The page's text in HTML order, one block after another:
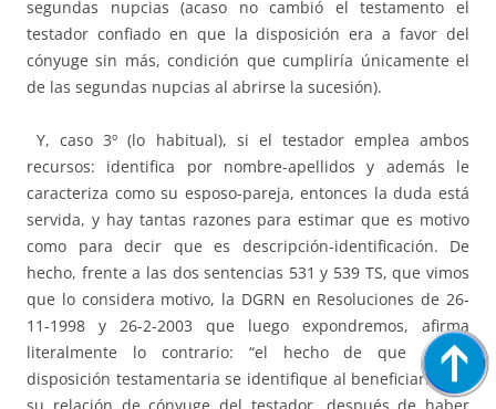
segundas nupcias (acaso no cambió el testamento el
testador confiado en que la disposición era a favor del
cónyuge sin más, condición que cumpliría únicamente el
de las segundas nupcias al abrirse la sucesión).
Y, caso 3º (lo habitual), si el testador emplea ambos
recursos: identifica por nombre-apellidos y además le
caracteriza como su esposo-pareja, entonces la duda está
servida, y hay tantas razones para estimar que es motivo
como para decir que es descripción-identificación. De
hecho, frente a las dos sentencias 531 y 539 TS, que vimos
que lo considera motivo, la DGRN en Resoluciones de 26-
11-1998 y 26-2-2003 que luego expondremos, afirma
literalmente lo contrario: “el hecho de que en la
disposición testamentaria se identifique al beneficiario por